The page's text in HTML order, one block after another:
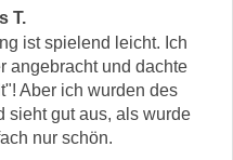
T.
ist spielend leicht. Ich
angebracht und dachte
Aber ich wurden des
sieht gut aus, als wurde
nur schön.